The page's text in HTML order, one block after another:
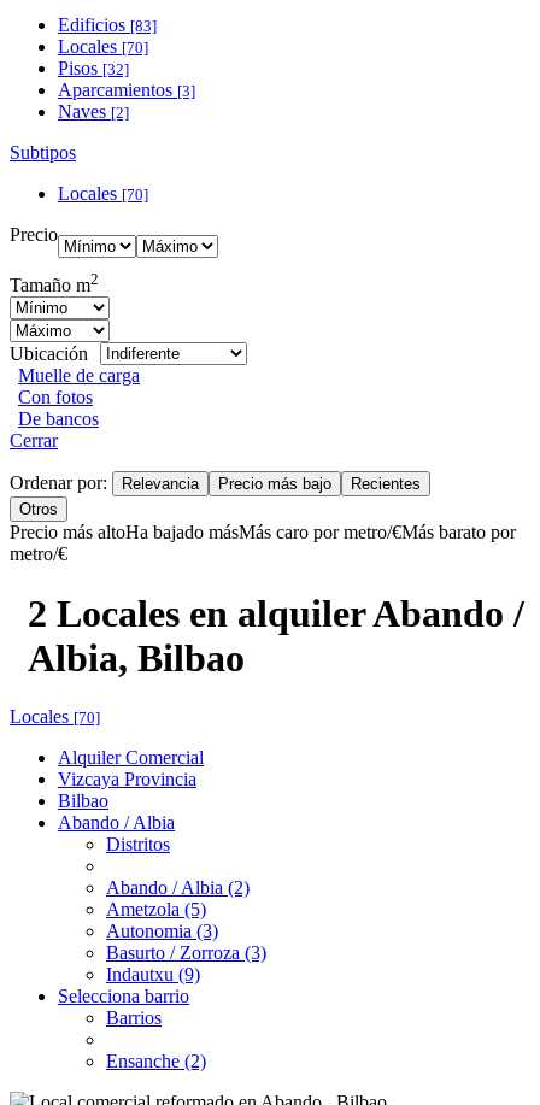
Edificios [83]
Locales [70]
Pisos [32]
Aparcamientos [3]
Naves [2]
Subtipos
Locales [70]
Precio
Tamaño m2
Ubicación
Muelle de carga
Con fotos
De bancos
Cerrar
Ordenar por: Relevancia Precio más bajo
Recientes
Otros
Precio más altoHa bajado másMás caro por metro/€Más barato por
metro/€
2 Locales en alquiler Abando /
Albia, Bilbao
Locales [70]
Alquiler Comercial
Vizcaya Provincia
Bilbao
Abando / Albia
Distritos
Abando / Albia (2)
Ametzola (5)
Autonomia (3)
Basurto / Zorroza (3)
Indautxu (9)
Selecciona barrio
Barrios
Ensanche (2)